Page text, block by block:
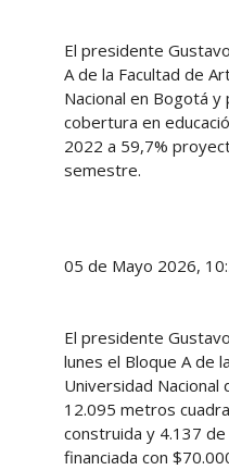
El presidente
A de la Facultad de
Nacional en Bogotá
cobertura en
2022 a 59,7%
semestre.
05 de Mayo 2026,
El presidente
lunes el Bloque A de
Universidad Nacional
12.095 metros
construida y 4.137
financiada con